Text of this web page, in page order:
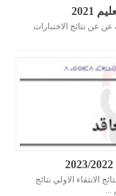
عن عن نتائج الاختبارات
2022 جميع الجهات، نتائج الانتقاء الاولي نتائج
...